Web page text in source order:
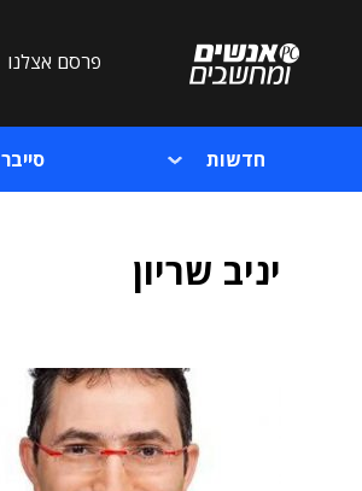
פרסם אצלנו
חדשות סייבר
יניב שריון